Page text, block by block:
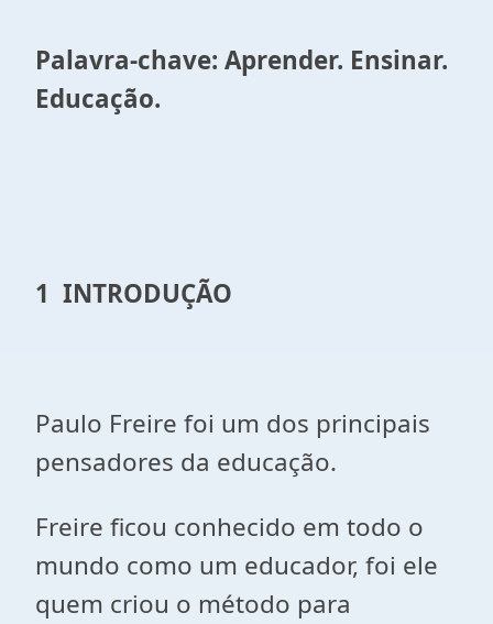
Palavra-chave: Aprender. Ensinar.
Educação.
1 INTRODUÇÃO
Paulo Freire foi um dos principais
pensadores da educação.
Freire ficou conhecido em todo o
mundo como um educador, foi ele
quem criou o método para